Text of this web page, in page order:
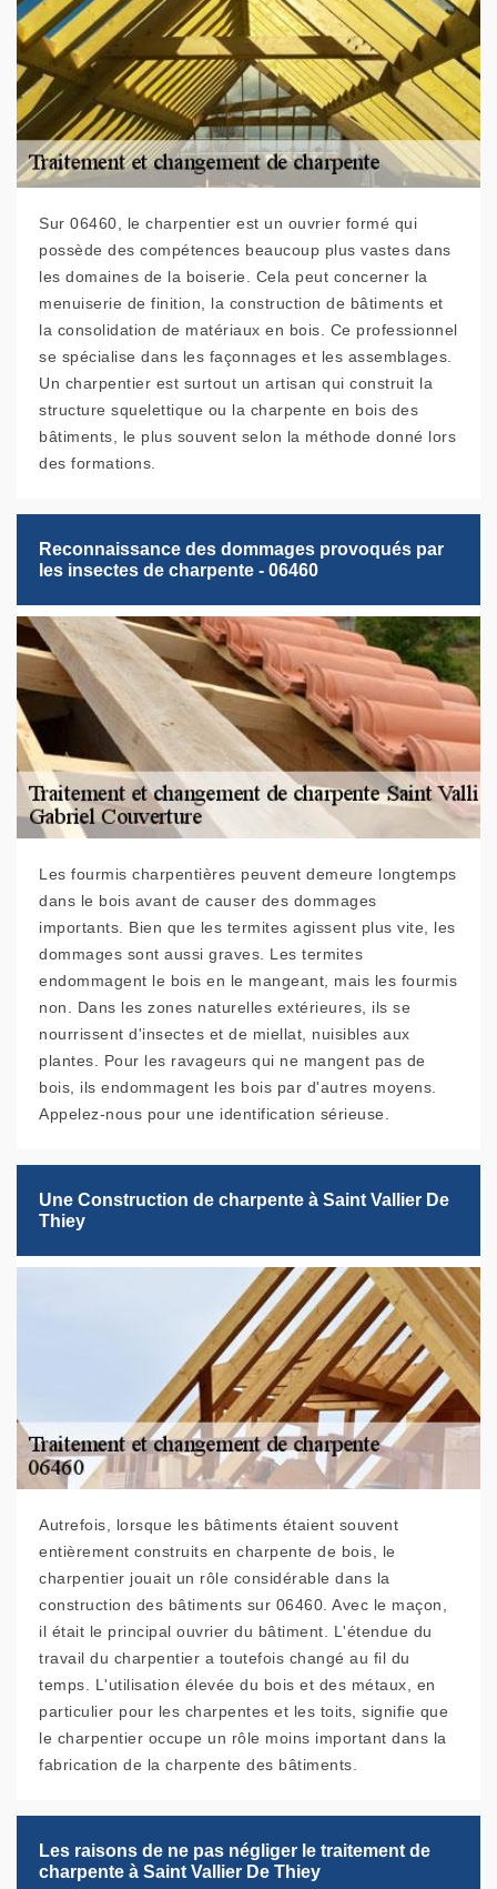
Sur 06460, le charpentier est un ouvrier formé qui
possède des compétences beaucoup plus vastes dans
les domaines de la boiserie. Cela peut concerner la
menuiserie de finition, la construction de bâtiments et
la consolidation de matériaux en bois. Ce professionnel
se spécialise dans les façonnages et les assemblages.
Un charpentier est surtout un artisan qui construit la
structure squelettique ou la charpente en bois des
bâtiments, le plus souvent selon la méthode donné lors
des formations.
Reconnaissance des dommages provoqués par
les insectes de charpente - 06460
Les fourmis charpentières peuvent demeure longtemps
dans le bois avant de causer des dommages
importants. Bien que les termites agissent plus vite, les
dommages sont aussi graves. Les termites
endommagent le bois en le mangeant, mais les fourmis
non. Dans les zones naturelles extérieures, ils se
nourrissent d'insectes et de miellat, nuisibles aux
plantes. Pour les ravageurs qui ne mangent pas de
bois, ils endommagent les bois par d'autres moyens.
Appelez-nous pour une identification sérieuse.
Une Construction de charpente à Saint Vallier De
Thiey
Autrefois, lorsque les bâtiments étaient souvent
entièrement construits en charpente de bois, le
charpentier jouait un rôle considérable dans la
construction des bâtiments sur 06460. Avec le maçon,
il était le principal ouvrier du bâtiment. L'étendue du
travail du charpentier a toutefois changé au fil du
temps. L'utilisation élevée du bois et des métaux, en
particulier pour les charpentes et les toits, signifie que
le charpentier occupe un rôle moins important dans la
fabrication de la charpente des bâtiments.
Les raisons de ne pas négliger le traitement de
charpente à Saint Vallier De Thiey